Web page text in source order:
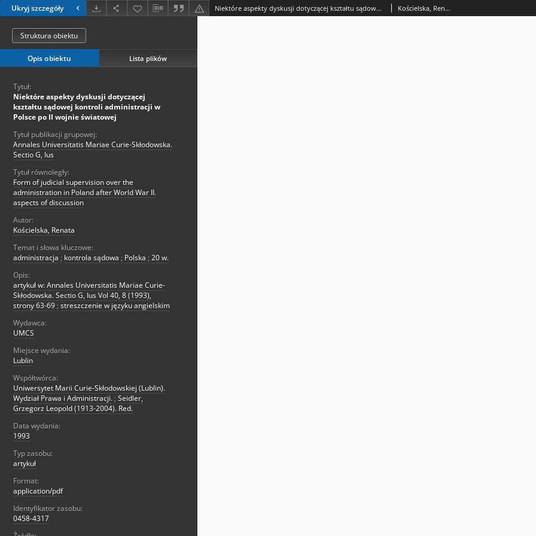
Ukryj szczegóły Niektóre aspekty dyskusji dotyczącej kształtu sądowej kontroli administracji w Polsce po II wojnie światowej Kościelska, Renata
Struktura obiektu
Opis obiektu Lista plików
Tytuł:
Niektóre aspekty dyskusji dotyczącej
kształtu sądowej kontroli administracji w
Polsce po II wojnie światowej
Tytuł publikacji grupowej:
Annales Universitatis Mariae Curie-Skłodowska.
Sectio G, Ius
Tytuł równoległy:
Form of judicial supervision over the
administration in Poland after World War II.
aspects of discussion
Autor:
Kościelska, Renata
Temat i słowa kluczowe:
administracja ; kontrola sądowa ; Polska ; 20 w.
Opis:
artykuł w: Annales Universitatis Mariae Curie-
Skłodowska. Sectio G, Ius Vol 40, 8 (1993),
strony 63-69 ; streszczenie w języku angielskim
Wydawca:
UMCS
Miejsce wydania:
Lublin
Współtwórca:
Uniwersytet Marii Curie-Skłodowskiej (Lublin).
Wydział Prawa i Administracji. ; Seidler,
Grzegorz Leopold (1913-2004). Red.
Data wydania:
1993
Typ zasobu:
artykuł
Format:
application/pdf
Identyfikator zasobu:
0458-4317